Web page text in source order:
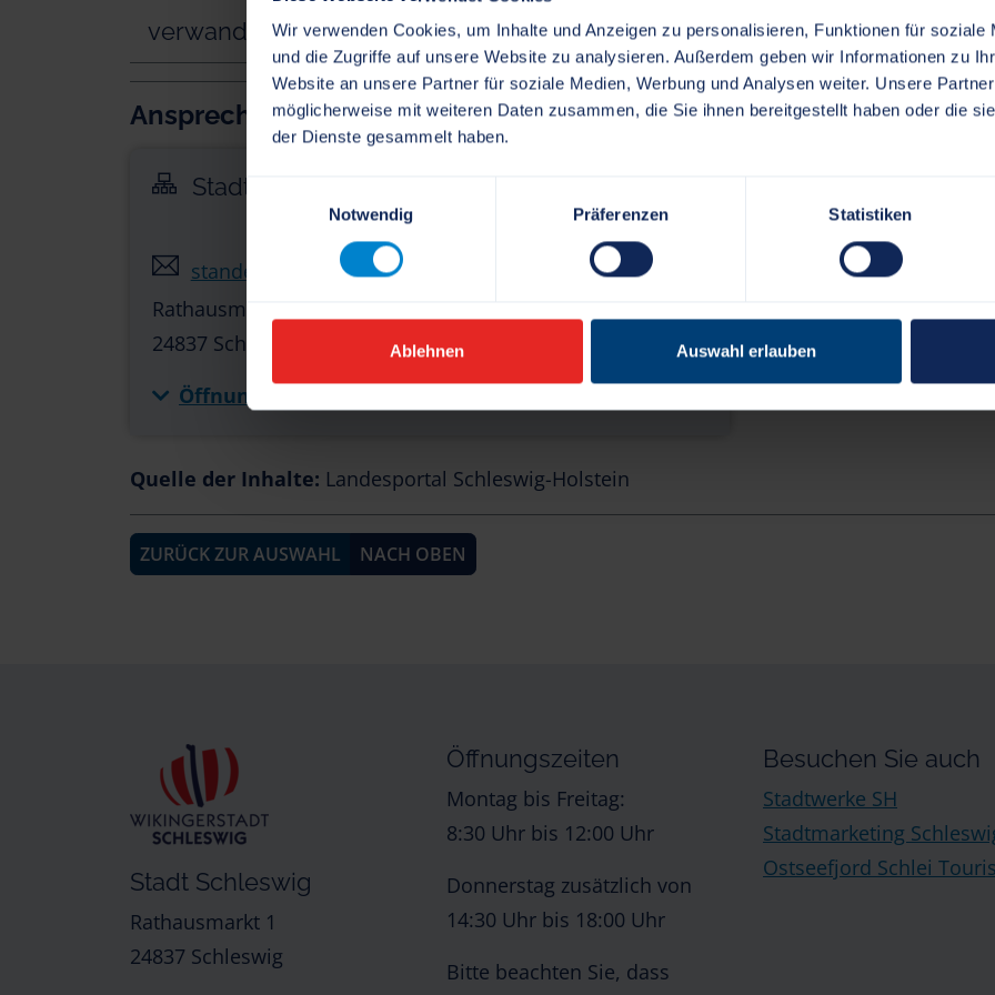
Wir verwenden Cookies, um Inhalte und Anzeigen zu personalisieren, Funktionen für soziale
und die Zugriffe auf unsere Website zu analysieren. Außerdem geben wir Informationen zu
Website an unsere Partner für soziale Medien, Werbung und Analysen weiter. Unsere
möglicherweise mit weiteren Daten zusammen, die Sie ihnen bereitgestellt haben oder die
der Dienste gesammelt haben.
Notwendig
Präferenzen Statistiken
Ablehnen Auswahl erlauben
verwandte Vorgänge
Ansprechpartner
Stadt Schleswig - Sachgebiet Standesamt
standesamt[at]stadt-schleswig.sh
Rathausmarkt 1
24837 Schleswig
Öffnungszeiten:
Quelle der Inhalte: Landesportal Schleswig-Holstein
ZURÜCK ZUR AUSWAHL NACH OBEN
Stadt Schleswig
Rathausmarkt 1
24837 Schleswig
Öffnungszeiten
Montag bis Freitag:
8:30 Uhr bis 12:00 Uhr
Donnerstag zusätzlich von
14:30 Uhr bis 18:00 Uhr
Bitte beachten Sie, dass
Besuchen Sie auch
Stadtwerke SH
Stadtmarketing
Ostseefjord Schlei